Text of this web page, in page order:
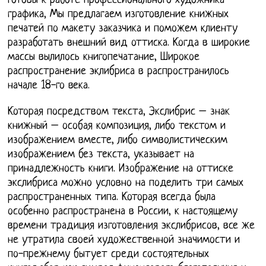
графика, Мы предлагаем изготовление книжных
печатей по макету заказчика и поможем клиенту
разработать внешний вид оттиска. Когда в широкие
массы вылилось книгопечатание, Широкое
распространение эклибриса в распространилось
начале 18-го века.
Которая посредством текста, Экслибрис – знак
книжный – особая композиция, либо текстом и
изображением вместе, либо символистическим
изображением без текста, указывает на
принадлежность книги. Изображение на оттиске
экслибриса можно условно на поделить три самых
распространенных типа. Которая всегда была
особенно распространена в России, к настоящему
времени традиция изготовления экслибрисов, все же
не утратила своей художественной значимости и
по-прежнему бытует среди состоятельных